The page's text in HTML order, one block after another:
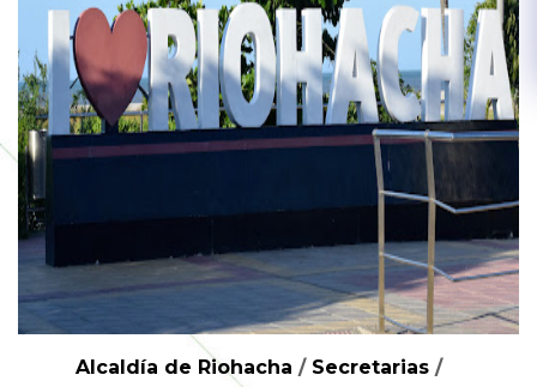
Alcaldía de Riohacha / Secretarias /